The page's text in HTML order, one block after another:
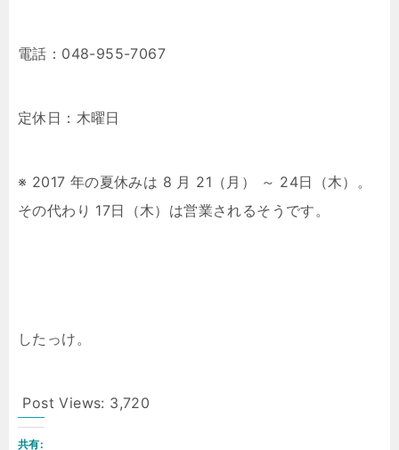
電話：048-955-7067
定休日：木曜日
※ 2017 年の夏休みは 8 月 21（月） ～ 24日（木）。
その代わり 17日（木）は営業されるそうです。
したっけ。
Post Views: 3,720
共有: